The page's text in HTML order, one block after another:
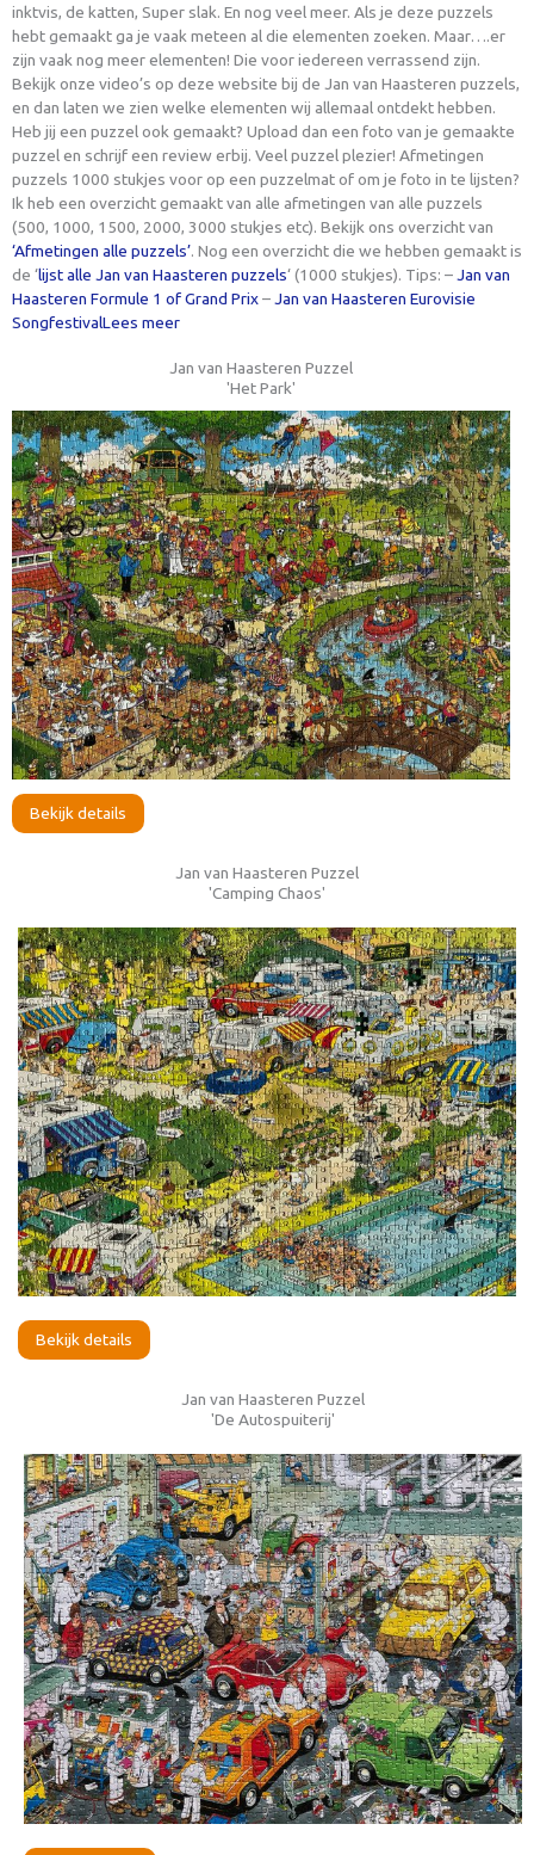
inktvis, de katten, Super slak. En nog veel meer. Als je deze puzzels
hebt gemaakt ga je vaak meteen al die elementen zoeken. Maar….er
zijn vaak nog meer elementen! Die voor iedereen verrassend zijn.
Bekijk onze video’s op deze website bij de Jan van Haasteren puzzels,
en dan laten we zien welke elementen wij allemaal ontdekt hebben.
Heb jij een puzzel ook gemaakt? Upload dan een foto van je gemaakte
puzzel en schrijf een review erbij. Veel puzzel plezier! Afmetingen
puzzels 1000 stukjes voor op een puzzelmat of om je foto in te lijsten?
Ik heb een overzicht gemaakt van alle afmetingen van alle puzzels
(500, 1000, 1500, 2000, 3000 stukjes etc). Bekijk ons overzicht van
‘Afmetingen alle puzzels’. Nog een overzicht die we hebben gemaakt is
de ‘lijst alle Jan van Haasteren puzzels‘ (1000 stukjes). Tips: –Jan van
Haasteren Formule 1 of Grand Prix–Jan van Haasteren Eurovisie
SongfestivalLees meer
Jan van Haasteren Puzzel
'Het Park'
Bekijk details
Jan van Haasteren Puzzel
'Camping Chaos'
Bekijk details
Jan van Haasteren Puzzel
'De Autospuiterij'